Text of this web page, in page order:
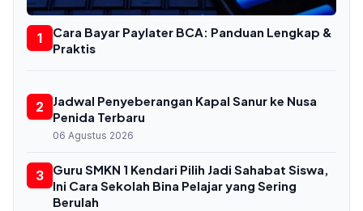
1
Cara Bayar Paylater BCA: Panduan Lengkap &
Praktis
2
Jadwal Penyeberangan Kapal Sanur ke Nusa
Penida Terbaru
06 Agustus 2026
3
Guru SMKN 1 Kendari Pilih Jadi Sahabat Siswa,
Ini Cara Sekolah Bina Pelajar yang Sering
Berulah